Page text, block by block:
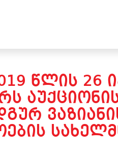
ᲬᲚᲘᲡ 26